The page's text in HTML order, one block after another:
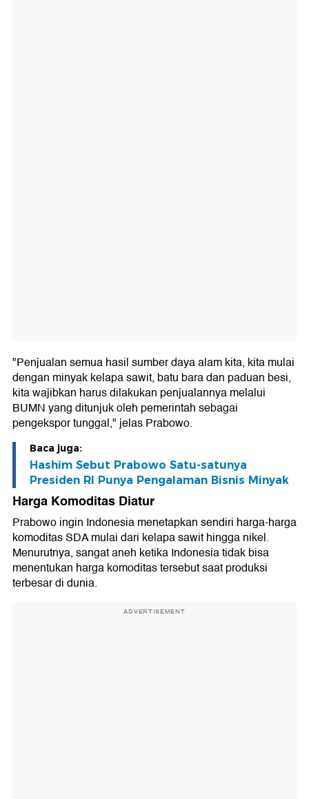
"Penjualan semua hasil sumber daya alam kita, kita mulai
dengan minyak kelapa sawit, batu bara dan paduan besi,
kita wajibkan harus dilakukan penjualannya melalui
BUMN yang ditunjuk oleh pemerintah sebagai
pengekspor tunggal," jelas Prabowo.
Baca juga:
Hashim Sebut Prabowo Satu-satunya
Presiden RI Punya Pengalaman Bisnis Minyak
Harga Komoditas Diatur
Prabowo ingin Indonesia menetapkan sendiri harga-harga
komoditas SDA mulai dari kelapa sawit hingga nikel.
Menurutnya, sangat aneh ketika Indonesia tidak bisa
menentukan harga komoditas tersebut saat produksi
terbesar di dunia.
ADVERTISEMENT